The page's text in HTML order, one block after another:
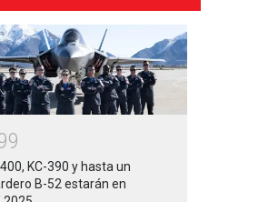
9
KC-390 y hasta un
B-52 estarán en